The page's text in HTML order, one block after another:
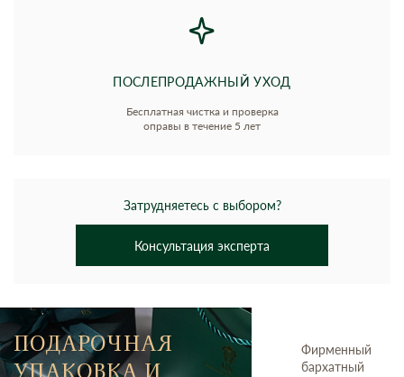
ПОСЛЕПРОДАЖНЫЙ УХОД
Бесплатная чистка и проверка
оправы в течение 5 лет
Затрудняетесь с выбором?
Консультация эксперта
ПОДАРОЧНАЯ
УПАКОВКА И
Фирменный
бархатный